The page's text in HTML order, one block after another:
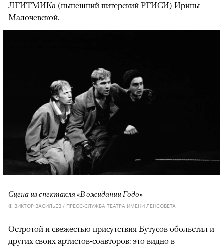
ЛГИТМИКа (нынешний питерский РГИСИ) Ирины
Малочевской.
Сцена из спектакля «В ожидании Годо»
© ВИКТОР ВАСИЛЬЕВ / ПРЕСС-СЛУЖБА ТЕАТРА ИМЕНИ ЛЕНСОВЕТА
Остротой и свежестью присутствия Бутусов обольстил и
других своих артистов-соавторов: это видно в